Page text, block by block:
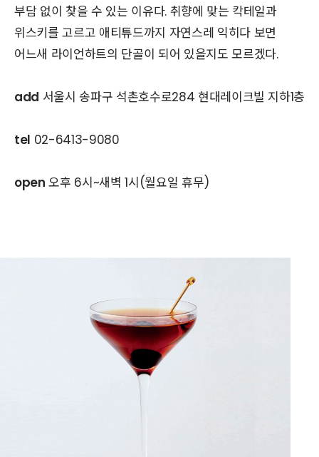
부담 없이 찾을 수 있는 이유다. 취향에 맞는 칵테일과
위스키를 고르고 애티튜드까지 자연스레 익히다 보면
어느새 라이언하트의 단골이 되어 있을지도 모르겠다.
add 서울시 송파구 석촌호수로284 현대레이크빌 지하1층
tel 02-6413-9080
open 오후 6시~새벽 1시(월요일 휴무)